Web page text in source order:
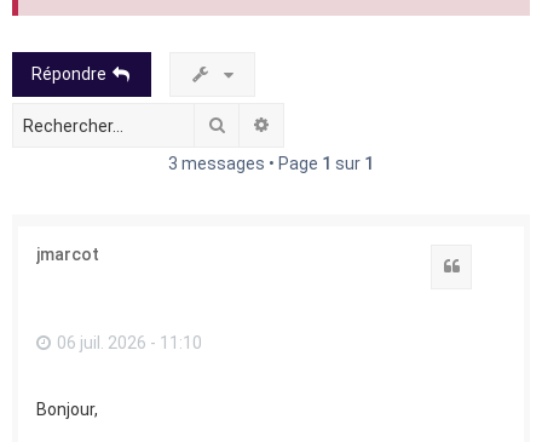
Répondre
Rechercher
3 messages • Page 1 sur 1
jmarcot
06 juil. 2026 - 11:10
Bonjour,